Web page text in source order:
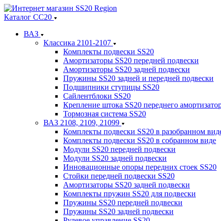
Каталог СС20
ВАЗ
Классика 2101-2107
Комплекты подвески SS20
Амортизаторы SS20 передней подвески
Амортизаторы SS20 задней подвески
Пружины SS20 задней и передней подвески
Подшипники ступицы SS20
Сайлентблоки SS20
Крепление штока SS20 переднего
Тормозная система SS20
ВАЗ 2108, 2109, 21099
Комплекты подвески SS20 в разобранном
Комплекты подвески SS20 в собранном виде
Модули SS20 передней подвески
Модули SS20 задней подвески
Инновационные опоры передних стоек SS20
Стойки передней подвески SS20
Амортизаторы SS20 задней подвески
Комплекты пружин SS20 для подвески
Пружины SS20 передней подвески
Пружины SS20 задней подвески